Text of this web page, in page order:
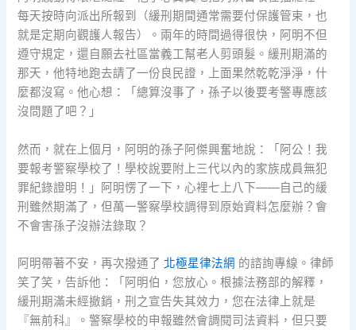
每天按時向派出所報到（緩刑期間通常需要付保護管束，也
就是定期向觀護人報告）。兩年的時間過得很快，阿明不但
遵守規定，還自願去社區當義工幫老人剪頭髮。緩刑期滿的
那天，他特地跑去請了一份良民證，上面果然乾乾淨淨，什
麼都沒寫。他心想：「總算沒事了，孫子以後要考警專應該
沒問題了吧？」
然而，就在上個月，阿明的孫子阿傑興奮地說：「阿公！我
要報考警察學校了！學校說要附上三代以內的家族成員無犯
罪紀錄證明！」阿明愣了一下，心裡七上八下——自己的緩
刑雖然期滿了，但萬一警察學校調得到原始資料怎麼辦？會
不會害孫子沒辦法錄取？
阿明帶著不安，再次撥通了 北極星律法網 的諮詢專線。律師
笑了笑，告訴他：「阿明伯，您放心。根據法務部的解釋，
緩刑期滿未經撤銷，刑之宣告失其效力，您在法律上就是
『無前科』。警察學校的申報雖然會調閱司法資料，但只要